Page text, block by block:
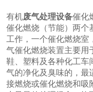
有机废气处理设备催化
催化燃烧（节能）两个
工作，一个催化燃烧室
气催化燃烧装置主要用
鞋、塑料及各种化工车
气的净化及臭味的，最
接燃烧或催化燃烧和吸